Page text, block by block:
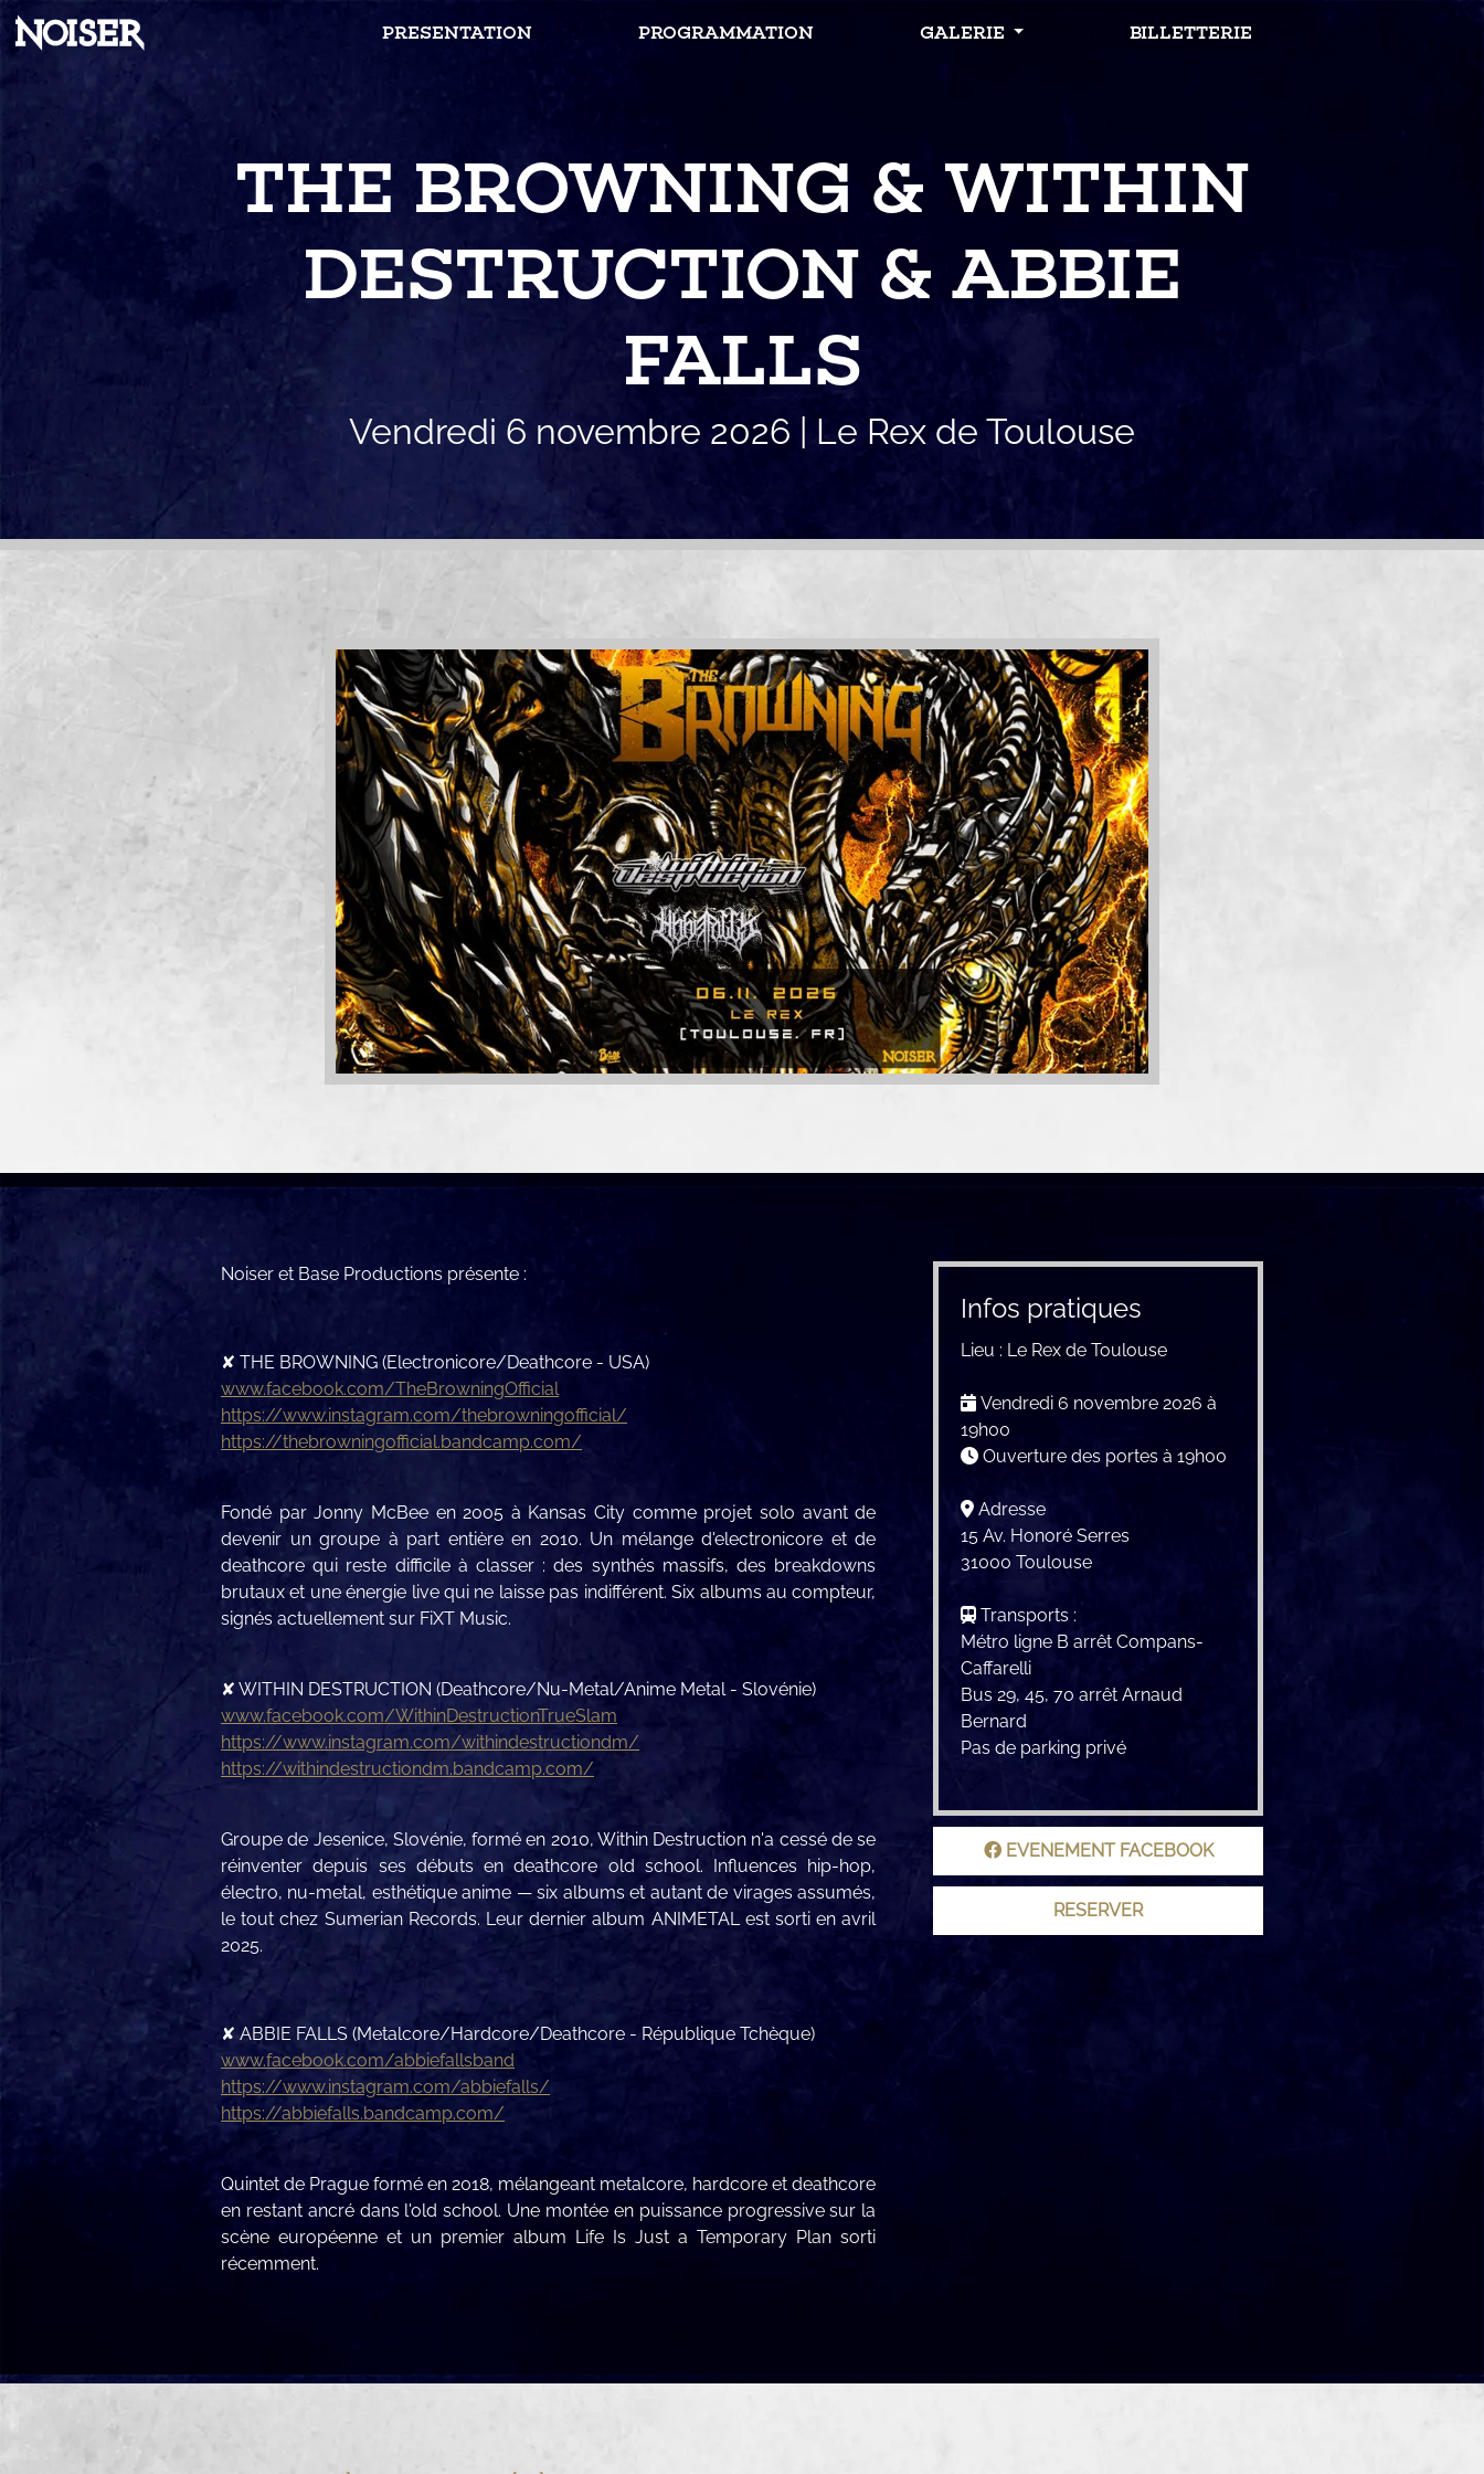
PRESENTATION PROGRAMMATION GALERIE BILLETTERIE
THE BROWNING & WITHIN
DESTRUCTION & ABBIE
FALLS
Vendredi 6 novembre 2026 | Le Rex de Toulouse
Noiser et Base Productions présente :
✘ THE BROWNING (Electronicore/Deathcore - USA)
www.facebook.com/TheBrowningOfficial
https://www.instagram.com/thebrowningofficial/
https://thebrowningofficial.bandcamp.com/
Fondé par Jonny McBee en 2005 à Kansas City comme projet solo avant de
devenir un groupe à part entière en 2010. Un mélange d'electronicore et de
deathcore qui reste difficile à classer : des synthés massifs, des breakdowns
brutaux et une énergie live qui ne laisse pas indifférent. Six albums au compteur,
signés actuellement sur FiXT Music.
✘ WITHIN DESTRUCTION (Deathcore/Nu-Metal/Anime Metal - Slovénie)
www.facebook.com/WithinDestructionTrueSlam
https://www.instagram.com/withindestructiondm/
https://withindestructiondm.bandcamp.com/
Groupe de Jesenice, Slovénie, formé en 2010, Within Destruction n'a cessé de se
réinventer depuis ses débuts en deathcore old school. Influences hip-hop,
électro, nu-metal, esthétique anime — six albums et autant de virages assumés,
le tout chez Sumerian Records. Leur dernier album ANIMETAL est sorti en avril
2025.
✘ ABBIE FALLS (Metalcore/Hardcore/Deathcore - République Tchèque)
www.facebook.com/abbiefallsband
https://www.instagram.com/abbiefalls/
https://abbiefalls.bandcamp.com/
Quintet de Prague formé en 2018, mélangeant metalcore, hardcore et deathcore
en restant ancré dans l'old school. Une montée en puissance progressive sur la
scène européenne et un premier album Life Is Just a Temporary Plan sorti
récemment.
Infos pratiques
Lieu : Le Rex de Toulouse
Vendredi 6 novembre 2026 à
19h00
Ouverture des portes à 19h00
Adresse
15 Av. Honoré Serres
31000 Toulouse
Transports :
Métro ligne B arrêt Compans-
Caffarelli
Bus 29, 45, 70 arrêt Arnaud
Bernard
Pas de parking privé
EVENEMENT FACEBOOK
RESERVER